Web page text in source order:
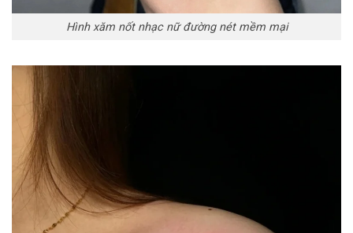
Hình xăm nốt nhạc nữ đường nét mềm mại